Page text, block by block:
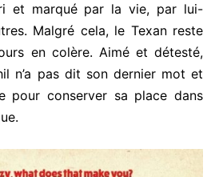
et marqué par la vie, par lui-
Malgré cela, le Texan reste
en colère. Aimé et détesté,
n’a pas dit son dernier mot et
pour conserver sa place dans